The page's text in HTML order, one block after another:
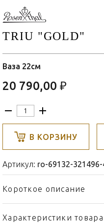
TRIU "GOLD"
Ваза 22см
20 790,00 ₽
В КОРЗИНУ
Артикул: ro-69132-321496-
Короткое описание
Характеристики товара